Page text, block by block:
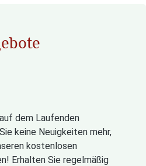
dem Laufenden
keine Neuigkeiten mehr,
kostenlosen
Erhalten Sie regelmäßig